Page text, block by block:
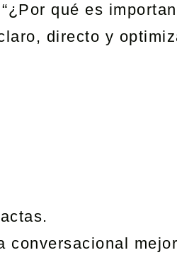
qué es
directo y
conversacional